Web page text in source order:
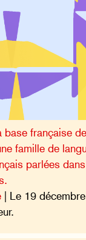
base française
famille de
parlées
| Le 19